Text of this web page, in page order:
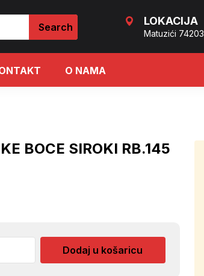
LOKACIJA
Matuzići 74203
O NAMA
BOCE SIROKI RB.145
Dodaj u košaricu